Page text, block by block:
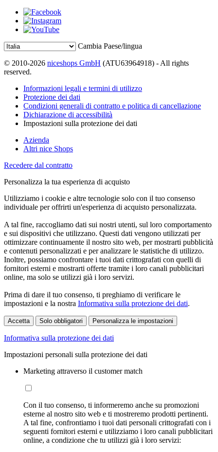
Cambia Paese/lingua
© 2010-2026 niceshops GmbH (ATU63964918) - All rights
reserved.
Informazioni legali e termini di utilizzo
Protezione dei dati
Condizioni generali di contratto e politica di cancellazione
Dichiarazione di accessibilità
Impostazioni sulla protezione dei dati
Azienda
Altri nice Shops
Recedere dal contratto
Personalizza la tua esperienza di acquisto
Utilizziamo i cookie e altre tecnologie solo con il tuo consenso
individuale per offrirti un'esperienza di acquisto personalizzata.
A tal fine, raccogliamo dati sui nostri utenti, sul loro comportamento
e sui dispositivi che utilizzano. Questi dati vengono utilizzati per
ottimizzare continuamente il nostro sito web, per mostrarti pubblicità
e contenuti personalizzati e per analizzare le statistiche di utilizzo.
Inoltre, possiamo confrontare i tuoi dati crittografati con quelli di
fornitori esterni e mostrarti offerte tramite i loro canali pubblicitari
online, ma solo se utilizzi già i loro servizi.
Prima di dare il tuo consenso, ti preghiamo di verificare le
impostazioni e la nostra Informativa sulla protezione dei dati.
Accetta Solo obbligatori Personalizza le impostazioni
Informativa sulla protezione dei dati
Impostazioni personali sulla protezione dei dati
Marketing attraverso il customer match
Con il tuo consenso, ti informeremo anche su promozioni
esterne al nostro sito web e ti mostreremo prodotti pertinenti.
A tal fine, confrontiamo i tuoi dati personali crittografati con i
seguenti fornitori esterni e utilizziamo i loro canali pubblicitari
online, a condizione che tu utilizzi già i loro servizi: